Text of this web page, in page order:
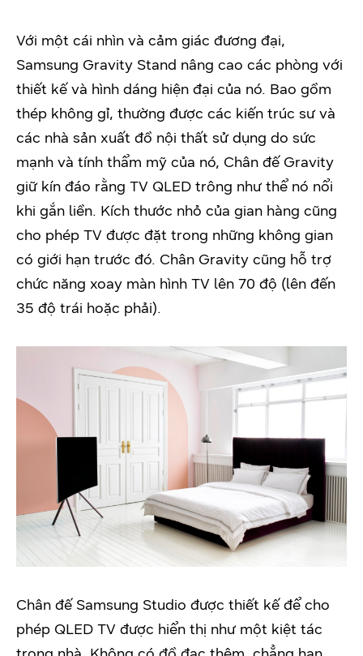
Với một cái nhìn và cảm giác đương đại,
Samsung Gravity Stand nâng cao các phòng với
thiết kế và hình dáng hiện đại của nó. Bao gồm
thép không gỉ, thường được các kiến trúc sư và
các nhà sản xuất đồ nội thất sử dụng do sức
mạnh và tính thẩm mỹ của nó, Chân đế Gravity
giữ kín đáo rằng TV QLED trông như thể nó nổi
khi gắn liền. Kích thước nhỏ của gian hàng cũng
cho phép TV được đặt trong những không gian
có giới hạn trước đó. Chân Gravity cũng hỗ trợ
chức năng xoay màn hình TV lên 70 độ (lên đến
35 độ trái hoặc phải).
Chân đế Samsung Studio được thiết kế để cho
phép QLED TV được hiển thị như một kiệt tác